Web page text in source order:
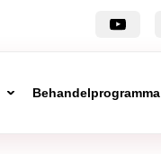
Behandelprogramma